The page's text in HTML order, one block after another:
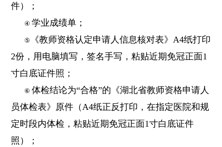
件）；
④学业成绩单；
⑤
《教师资格认定申请人信息核对表》A4纸打印
2份，用电脑填写，签名手写，粘贴近期免冠正面1
寸白底证件照；
⑥体检结论为“合格”的《湖北省教师资格申请人
员体检表》原件（A4纸正反打印，在指定医院和规
定时段内体检，粘贴近期免冠正面1寸白底证件
照）；